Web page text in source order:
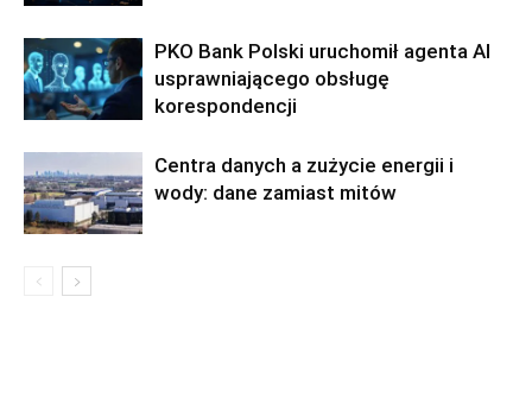
PKO Bank Polski uruchomił agenta AI
usprawniającego obsługę
korespondencji
Centra danych a zużycie energii i
wody: dane zamiast mitów